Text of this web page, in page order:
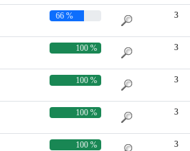
66 % 3
100 % 3
100 % 3
100 % 3
100 % 3